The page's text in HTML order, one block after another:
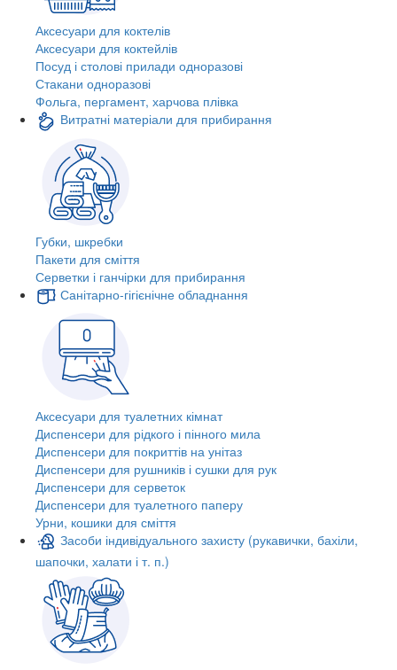
Аксесуари для коктелів
Аксесуари для коктейлів
Посуд і столові прилади одноразові
Стакани одноразові
Фольга, пергамент, харчова плівка
Витратні матеріали для прибирання
Губки, шкребки
Пакети для сміття
Серветки і ганчірки для прибирання
Санітарно-гігієнічне обладнання
Аксесуари для туалетних кімнат
Диспенсери для рідкого і пінного мила
Диспенсери для покриттів на унітаз
Диспенсери для рушників і сушки для рук
Диспенсери для серветок
Диспенсери для туалетного паперу
Урни, кошики для сміття
Засоби індивідуального захисту (рукавички, бахіли,
шапочки, халати і т. п.)